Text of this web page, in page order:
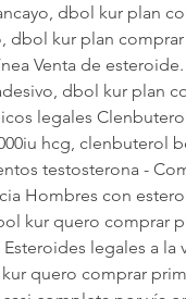
dbol kur plan
dbol kur plan
Venta de
dbol kur plan
legales
hcg, clenbuterol
testosterona -
Hombres con
kur quero comprar
legales a la
quero comprar